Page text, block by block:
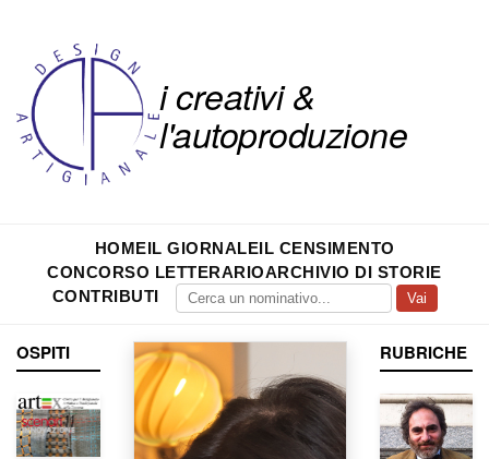
i creativi &
l'autoproduzione
HOMEIL GIORNALEIL CENSIMENTO
CONCORSO LETTERARIOARCHIVIO DI STORIE
CONTRIBUTI
Vai
OSPITI RUBRICHE